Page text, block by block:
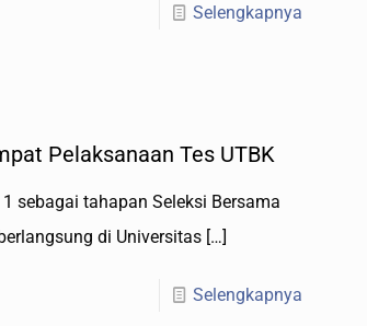
Selengkapnya
Pelaksanaan Tes UTBK
sebagai tahapan Seleksi Bersama
di Universitas[…]
Selengkapnya